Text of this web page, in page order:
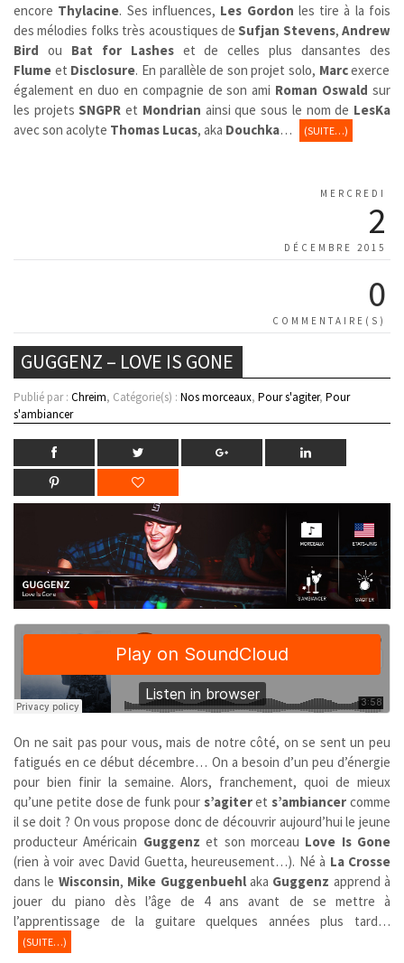
encore Thylacine. Ses influences, Les Gordon les tire à la fois
des mélodies folks très acoustiques deSufjan Stevens, Andrew
Bird ou Bat for Lashes et de celles plus dansantes des
Flume et Disclosure. En parallèle de son projet solo, Marcexerce
également en duo en compagnie de son ami Roman Oswald sur
les projetsSNGPR et Mondrian ainsi que sous le nom de LesKa
avec son acolyte Thomas Lucas, aka Douchka… (SUITE…)
MERCREDI
2
DÉCEMBRE 2015
0
COMMENTAIRE(S)
GUGGENZ – LOVE IS GONE
Publié par : Chreim, Catégorie(s) : Nos morceaux, Pour s'agiter, Pour
s'ambiancer
On ne sait pas pour vous, mais de notre côté, on se sent un peu
fatigués en ce début décembre… On a besoin d’un peu d’énergie
pour bien finir la semaine. Alors, franchement, quoi de mieux
qu’une petite dose de funk pour s’agiterets’ambiancer comme
il se doit ? On vous propose donc de découvrir aujourd’hui le jeune
producteur Américain Guggenz et son morceau Love Is Gone
(rien à voir avec David Guetta, heureusement…). Né à La Crosse
dans le Wisconsin, Mike Guggenbuehlaka Guggenz apprend à
jouer du piano dès l’âge de 4 ans avant de se mettre à
l’apprentissage de la guitare quelques années plus tard…
(SUITE…)